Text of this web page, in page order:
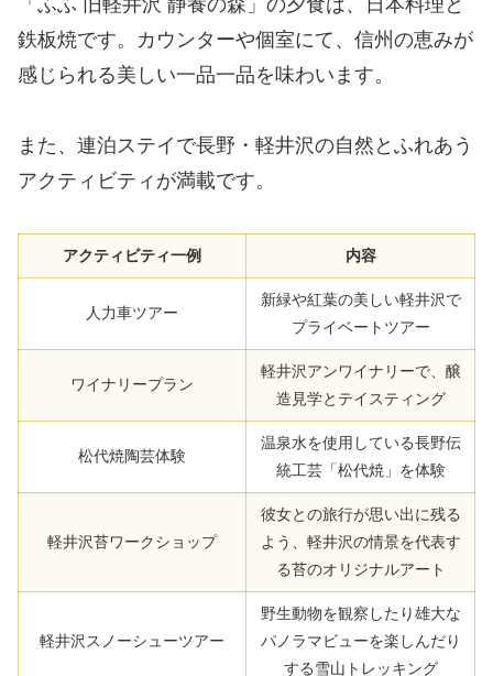
鉄板焼です。カウンターや個室にて、信州の恵みが
感じられる美しい一品一品を味わいます。
また、連泊ステイで長野・軽井沢の自然とふれあう
アクティビティが満載です。
アクティビティ一例 内容
人力車ツアー
新緑や紅葉の美しい軽井沢で
プライベートツアー
ワイナリープラン
軽井沢アンワイナリーで、醸
造見学とテイスティング
松代焼陶芸体験
温泉水を使用している長野伝
統工芸「松代焼」を体験
軽井沢苔ワークショップ
彼女との旅行が思い出に残る
よう、軽井沢の情景を代表す
る苔のオリジナルアート
軽井沢スノーシューツアー
野生動物を観察したり雄大な
パノラマビューを楽しんだり
する雪山トレッキング